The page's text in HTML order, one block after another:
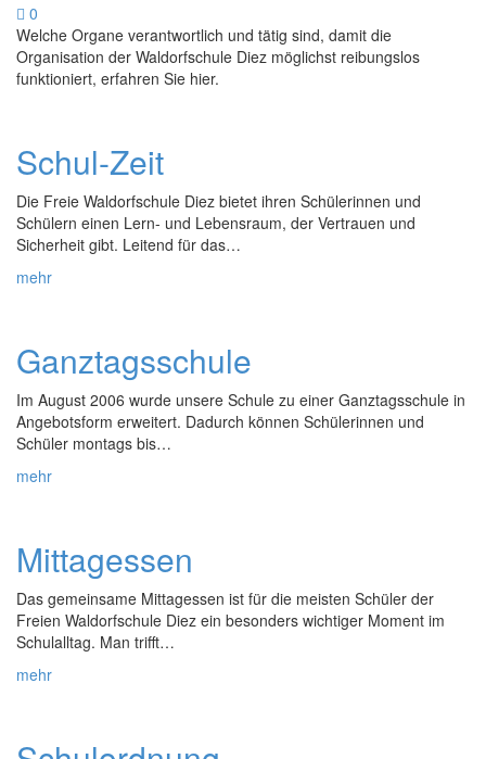
0
Welche Organe verantwortlich und tätig sind, damit die
Organisation der Waldorfschule Diez möglichst reibungslos
funktioniert, erfahren Sie hier.
Schul-Zeit
Die Freie Waldorfschule Diez bietet ihren Schülerinnen und
Schülern einen Lern- und Lebensraum, der Vertrauen und
Sicherheit gibt. Leitend für das…
mehr
Ganztagsschule
Im August 2006 wurde unsere Schule zu einer Ganztagsschule in
Angebotsform erweitert. Dadurch können Schülerinnen und
Schüler montags bis…
mehr
Mittagessen
Das gemeinsame Mittagessen ist für die meisten Schüler der
Freien Waldorfschule Diez ein besonders wichtiger Moment im
Schulalltag. Man trifft…
mehr